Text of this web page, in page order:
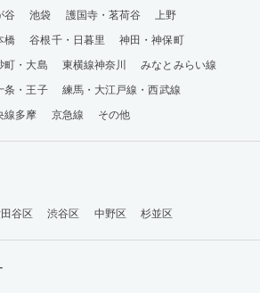
谷 池袋 護国寺・茗荷谷
上野
橋 谷根千・日暮里
神田・神保町
町・大島 東横線神奈川
みなとみらい線
条・王子
練馬・大江戸線・西武線
線多摩 京急線 その他
谷区 渋谷区 中野区 杉並区